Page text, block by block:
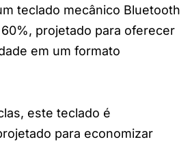
teclado mecânico Bluetooth
projetado para oferecer
em um formato
este teclado é
para economizar